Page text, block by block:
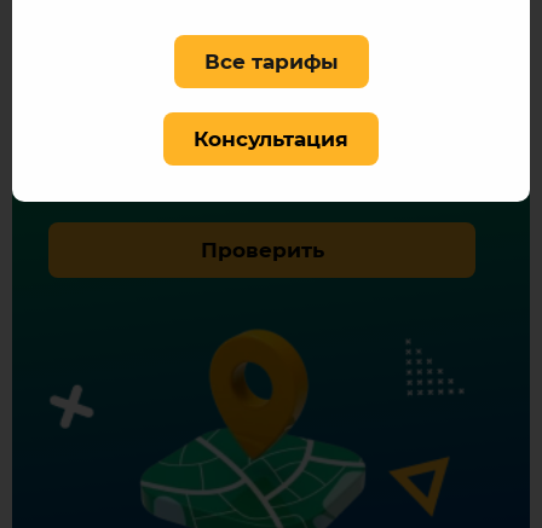
Проверить возможность
подключения интернета по
Ваш адрес
Проверить
Все тарифы
Консультация